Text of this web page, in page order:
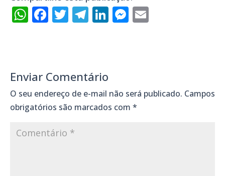
WhatsApp
Facebook
Twitter
Telegram
LinkedIn
Messenger
Enviar Comentário
O seu endereço de e-mail não será publicado. Campos
obrigatórios são marcados com *